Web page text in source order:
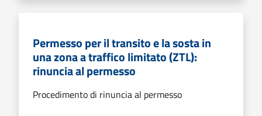
Permesso per il transito e la sosta in
una zona a traffico limitato (ZTL):
rinuncia al permesso
Procedimento di rinuncia al permesso